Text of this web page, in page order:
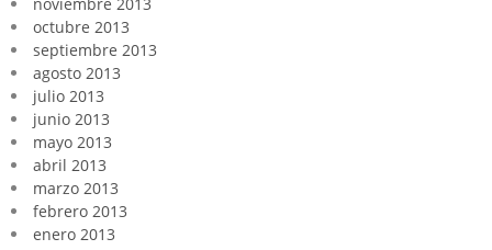
noviembre 2013
octubre 2013
septiembre 2013
agosto 2013
julio 2013
junio 2013
mayo 2013
abril 2013
marzo 2013
febrero 2013
enero 2013